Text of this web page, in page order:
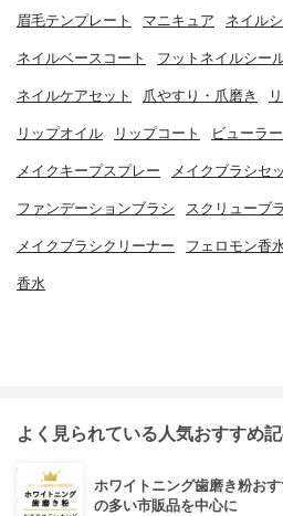
眉毛テンプレート マニキュア ネイル
ネイルベースコート フットネイルシー
ネイルケアセット 爪やすり・爪磨き
リップオイル リップコート ビューラー
メイクキープスプレー メイクブラシセ
ファンデーションブラシ スクリューブ
メイクブラシクリーナー フェロモン香
香水
よく見られている人気おすすめ
ホワイトニング歯磨き粉お
の多い市販品を中心に